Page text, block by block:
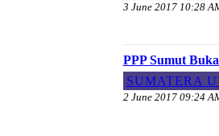
3 June 2017 10:28
PPP Sumut
SUMATERA
2 June 2017 09:24